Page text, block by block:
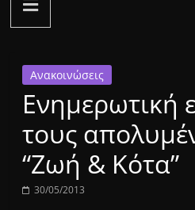
κοινωνικό
ραδιόφωνο
1431AM
Ανακοινώσεις
Ενημερωτική
τους
“Ζωή & Κότα”
30/05/2013